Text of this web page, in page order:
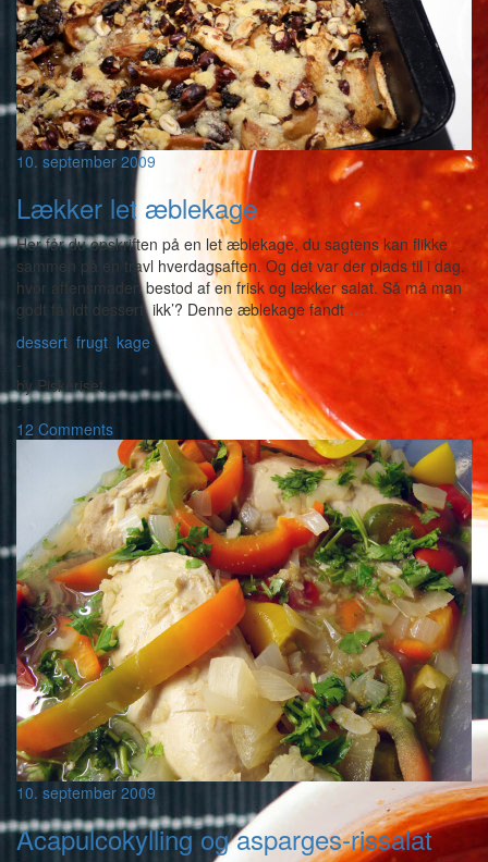
10. september 2009
Lækker let æblekage
Her får du opskriften på en let æblekage, du sagtens kan flikke
sammen på en travl hverdagsaften. Og det var der plads til i dag,
hvor aftensmaden bestod af en frisk og lækker salat. Så må man
godt få lidt dessert, ikk’? Denne æblekage fandt…
dessert frugt kage
-
byPiskeriset
-
12 Comments
10. september 2009
Acapulcokylling og asparges-rissalat